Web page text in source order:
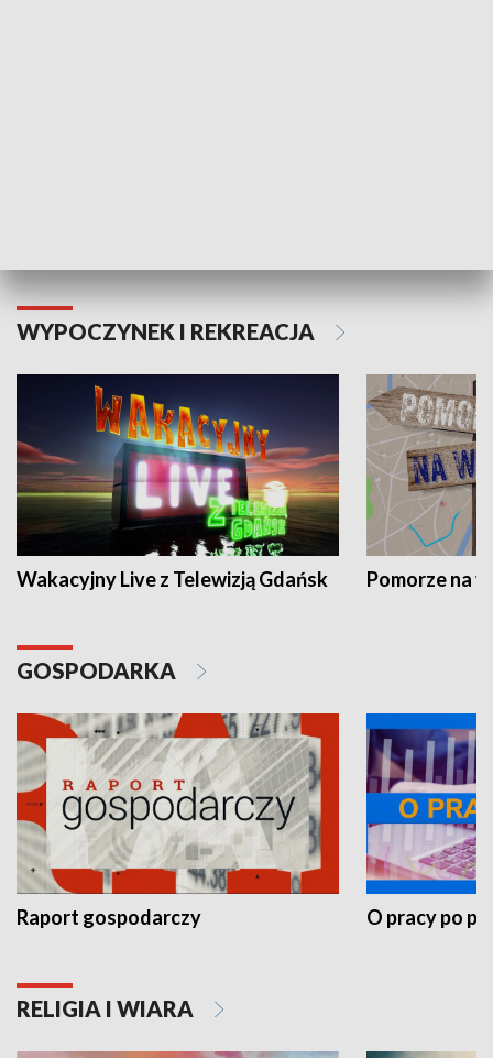
WYPOCZYNEK I REKREACJA
Wakacyjny Live z Telewizją Gdańsk Pomorze na
GOSPODARKA
Raport gospodarczy O pracy po
RELIGIA I WIARA